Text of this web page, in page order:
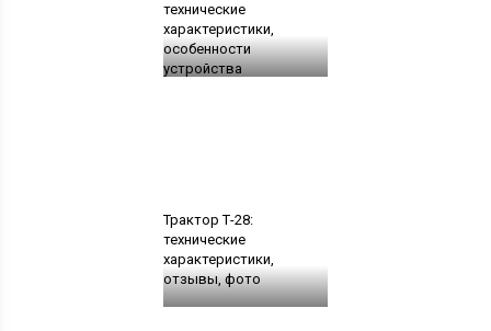
технические
характеристики,
особенности
устройства
Трактор Т-28:
технические
характеристики,
отзывы, фото